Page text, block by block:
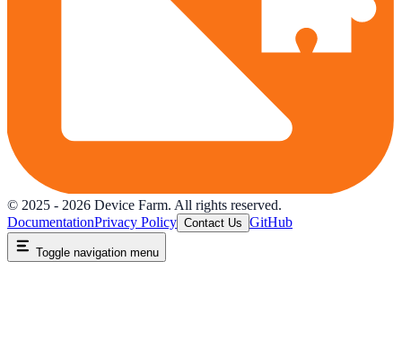
© 2025 - 2026 Device Farm. All rights reserved.
DocumentationPrivacy Policy Contact Us GitHub
Toggle navigation menu